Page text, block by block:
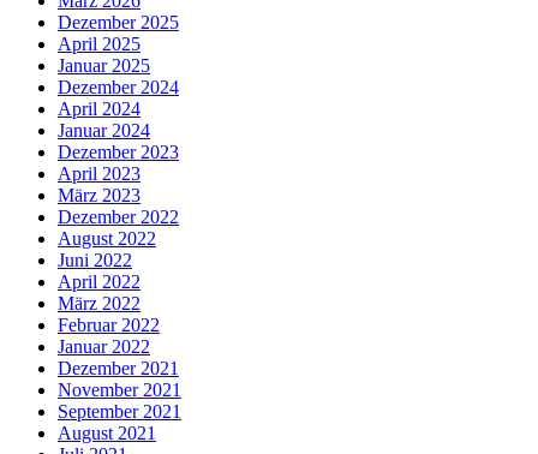
Dezember 2025
April 2025
Januar 2025
Dezember 2024
April 2024
Januar 2024
Dezember 2023
April 2023
März 2023
Dezember 2022
August 2022
Juni 2022
April 2022
März 2022
Februar 2022
Januar 2022
Dezember 2021
November 2021
September 2021
August 2021